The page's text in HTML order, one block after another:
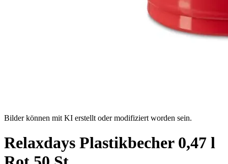
Bilder können mit KI erstellt oder modifiziert worden sein.
Relaxdays Plastikbecher 0,47 l